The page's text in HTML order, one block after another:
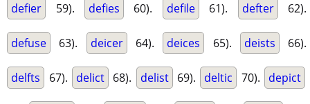
defier 59). defies 60). defile 61). defter 62).
defuse 63). deicer 64). deices 65). deists 66).
delfts 67). delict 68). delist 69). deltic 70). depict